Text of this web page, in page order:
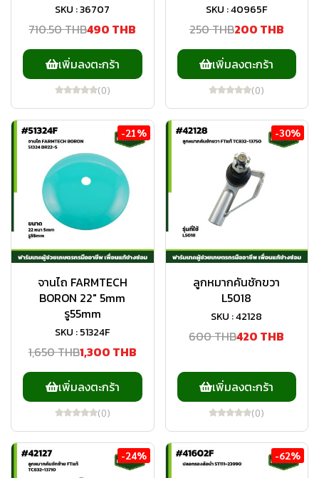
SKU : 36707
710.50 THB490 THB
เพิ่มลงตะกร้า
(0)
SKU : 40965F
250 THB200 THB
เพิ่มลงตะกร้า
(0)
-21%
จานไถ FARMTECH
BORON 22" 5mm
รู55mm
SKU : 51324F
1,650 THB1,300 THB
เพิ่มลงตะกร้า
(0)
-30%
ลูกหมากคันชักขวา
L5018
SKU : 42128
600 THB420 THB
เพิ่มลงตะกร้า
(0)
-24% -62%